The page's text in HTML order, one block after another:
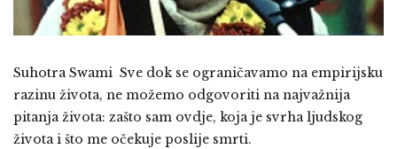
Suhotra Swami Sve dok se ograničavamo na empirijsku
razinu života, ne možemo odgovoriti na najvažnija
pitanja života: zašto sam ovdje, koja je svrha ljudskog
života i što me očekuje poslije smrti.